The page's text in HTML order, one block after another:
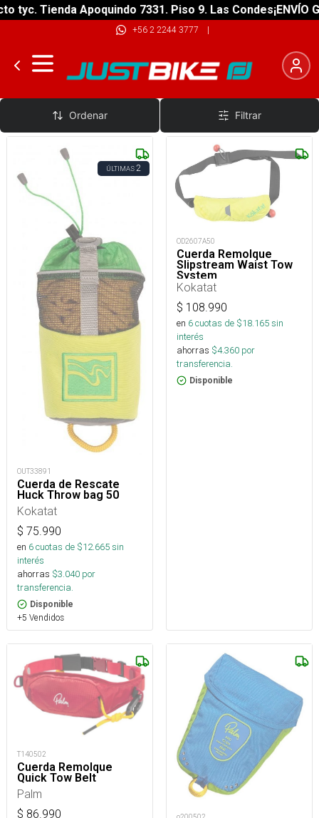
tyc. Tienda Apoquindo 7331. Piso 9. Las Condes¡ENVÍO
+56 2 2244 3777 |
Cuerda De Rescate
Ordenar Filtrar
ÚLTIMAS2
OUT33891
Cuerda de Rescate
Huck Throw bag 50
Kokatat
$ 75.990
en 6cuotas de $12.665sin
interés
ahorras $3.040 por
transferencia.
Disponible
+5 Vendidos
OD2607A50
Cuerda Remolque
Slipstream Waist Tow
System
Kokatat
$ 108.990
en 6cuotas de $18.165sin
interés
ahorras $4.360 por
transferencia.
Disponible
T140502
Cuerda Remolque
Quick Tow Belt
Palm
$ 86.990